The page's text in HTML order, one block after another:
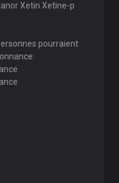
Xetin Xetine-p
pourraient